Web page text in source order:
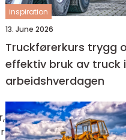
inspiration
13. June 2026
Truckførerkurs trygg og
effektiv bruk av truck i
arbeidshverdagen